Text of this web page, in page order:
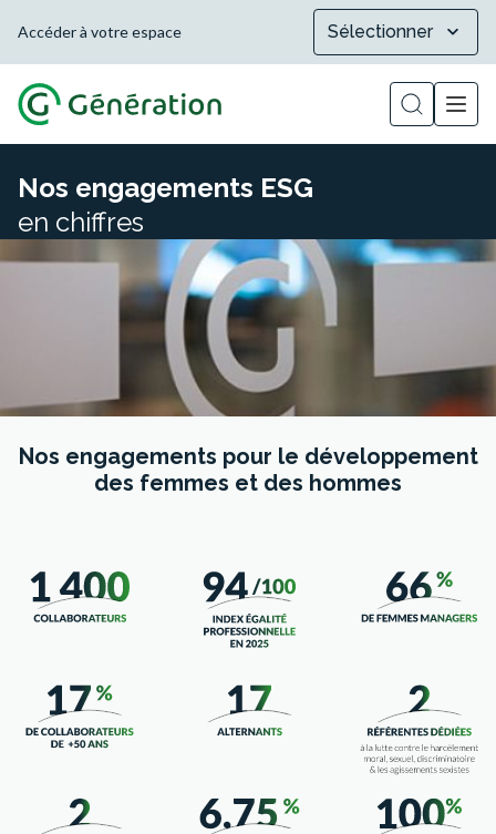
Accéder à votre espace Sélectionner
Afficher la
Nos engagements ESG
en chiffres
Nos engagements pour le développement
des femmes et des hommes